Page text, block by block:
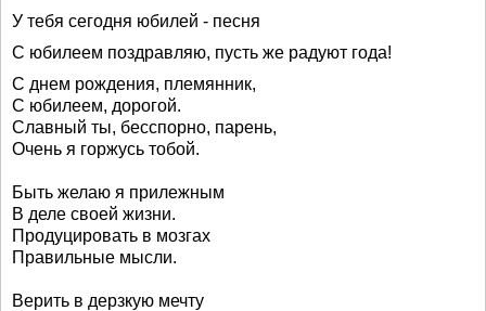
У тебя сегодня юбилей - песня
С юбилеем поздравляю, пусть же радуют года!
С днем рождения, племянник,
С юбилеем, дорогой.
Славный ты, бесспорно, парень,
Очень я горжусь тобой.
Быть желаю я прилежным
В деле своей жизни.
Продуцировать в мозгах
Правильные мысли.
Верить в дерзкую мечту